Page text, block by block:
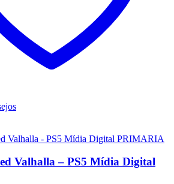
Valhalla – PS5 Mídia Digital